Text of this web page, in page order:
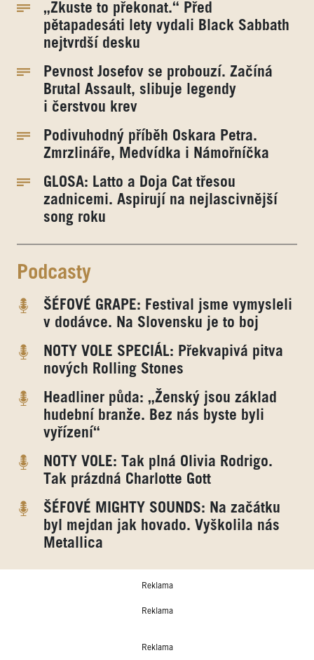
„Zkuste to překonat.“ Před
pětapadesáti lety vydali Black Sabbath
nejtvrdší desku
Pevnost Josefov se probouzí. Začíná
Brutal Assault, slibuje legendy
i čerstvou krev
Podivuhodný příběh Oskara Petra.
Zmrzlináře, Medvídka i Námořníčka
GLOSA: Latto a Doja Cat třesou
zadnicemi. Aspirují na nejlascivnější
song roku
Podcasty
ŠÉFOVÉ GRAPE: Festival jsme vymysleli
v dodávce. Na Slovensku je to boj
NOTY VOLE SPECIÁL: Překvapivá pitva
nových Rolling Stones
Headliner půda: „Ženský jsou základ
hudební branže. Bez nás byste byli
vyřízení“
NOTY VOLE: Tak plná Olivia Rodrigo.
Tak prázdná Charlotte Gott
ŠÉFOVÉ MIGHTY SOUNDS: Na začátku
byl mejdan jak hovado. Vyškolila nás
Metallica
Reklama
Reklama
Reklama